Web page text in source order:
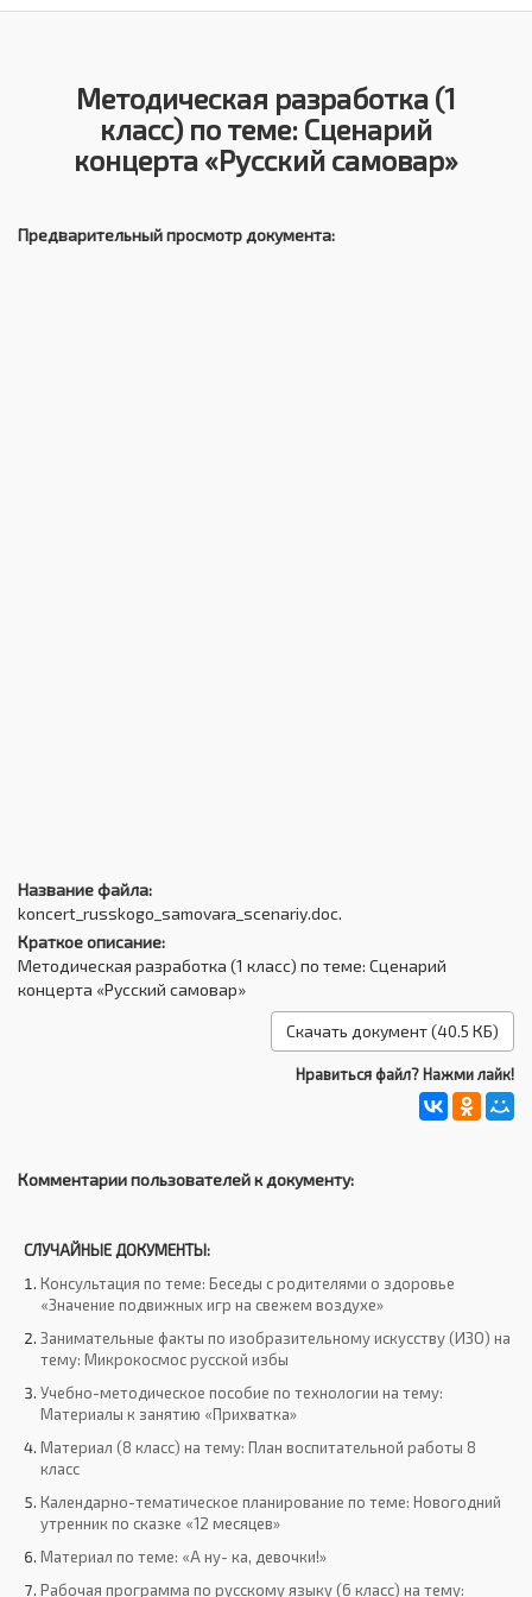
Методическая разработка (1
класс) по теме: Сценарий
концерта «Русский самовар»
Предварительный просмотр документа:
Название файла:
koncert_russkogo_samovara_scenariy.doc.
Краткое описание:
Методическая разработка (1 класс) по теме: Сценарий
концерта «Русский самовар»
Скачать документ (40.5 КБ)
Нравиться файл? Нажми лайк!
Комментарии пользователей к документу:
СЛУЧАЙНЫЕ ДОКУМЕНТЫ:
Консультация по теме: Беседы с родителями о здоровье
«Значение подвижных игр на свежем воздухе»
Занимательные факты по изобразительному искусству (ИЗО) на
тему: Микрокосмос русской избы
Учебно-методическое пособие по технологии на тему:
Материалы к занятию «Прихватка»
Материал (8 класс) на тему: План воспитательной работы 8
класс
Календарно-тематическое планирование по теме: Новогодний
утренник по сказке «12 месяцев»
Материал по теме: «А ну- ка, девочки!»
Рабочая программа по русскому языку (6 класс) на тему: